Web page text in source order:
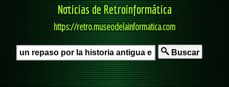
Noticias de Retroinformática
https://retro.museodelainformatica.com
Buscar